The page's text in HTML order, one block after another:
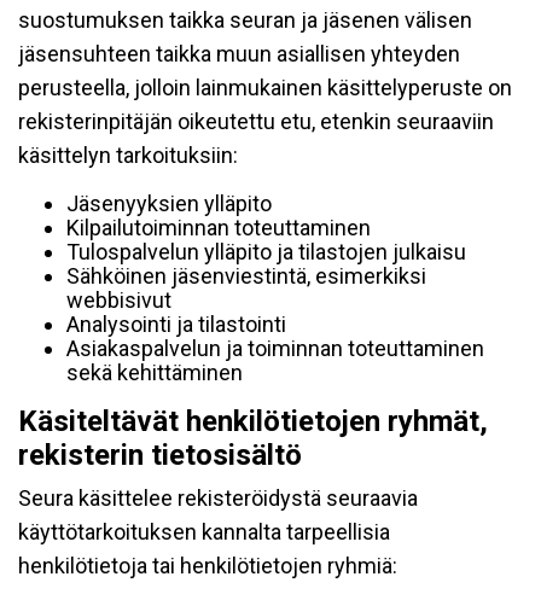
suostumuksen taikka seuran ja jäsenen välisen
jäsensuhteen taikka muun asiallisen yhteyden
perusteella, jolloin lainmukainen käsittelyperuste on
rekisterinpitäjän oikeutettu etu, etenkin seuraaviin
käsittelyn tarkoituksiin:
Jäsenyyksien ylläpito
Kilpailutoiminnan toteuttaminen
Tulospalvelun ylläpito ja tilastojen julkaisu
Sähköinen jäsenviestintä, esimerkiksi
webbisivut
Analysointi ja tilastointi
Asiakaspalvelun ja toiminnan toteuttaminen
sekä kehittäminen
Käsiteltävät henkilötietojen ryhmät,
rekisterin tietosisältö
Seura käsittelee rekisteröidystä seuraavia
käyttötarkoituksen kannalta tarpeellisia
henkilötietoja tai henkilötietojen ryhmiä: